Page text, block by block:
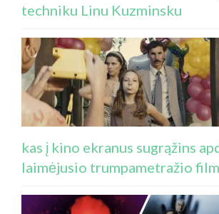
techniku Linu Kuzminsku
kas į kino ekranus sugrąžins
laimėjusio trumpametražio